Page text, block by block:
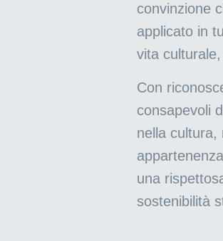
convinzione
applicato in
vita
Con
consapevoli
nella cultura,
una
sostenibilità